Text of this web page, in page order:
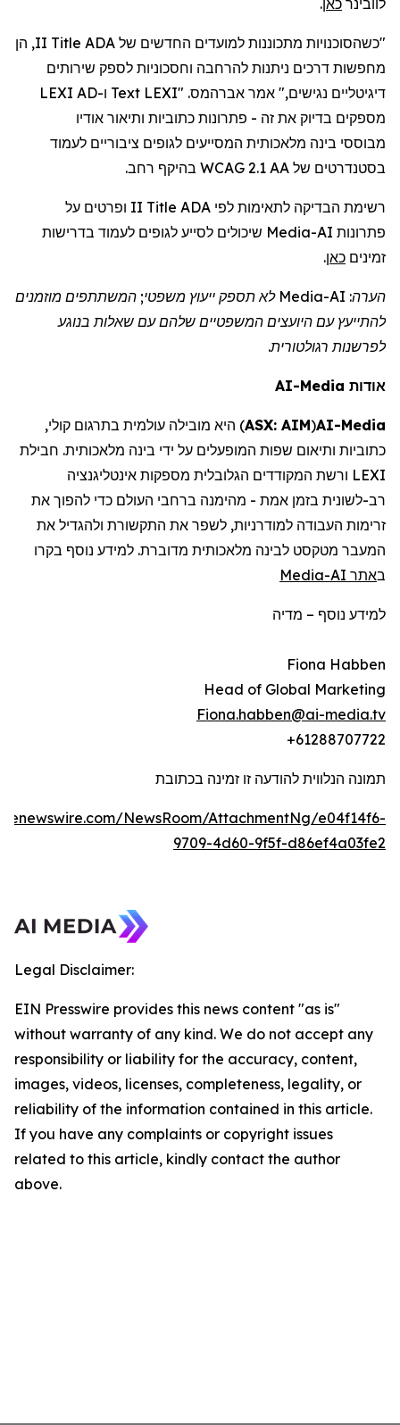
"כשהסוכנויות מתכוננות למועדים החדשים של ADA Title
II, הן
מחפשות דרכים ניתנות להרחבה וחסכוניות לספק שירותים
דיגיטליים נגישים," אמר אברהמס. "LEXI
Text
ו-LEXI AD
מספקים בדיוק את זה - פתרונות כתוביות ותיאור אודיו
מבוססי בינה מלאכותית המסייעים לגופים ציבוריים לעמוד
בסטנדרטים של WCAG 2.1 AA בהיקף רחב.
רשימת הבדיקה לתאימות לפי ADA Title
II ופרטים על
פתרונות AI-
Media שיכולים לסייע לגופים לעמוד בדרישות
זמינים כאן.
הערה: AI- Media לא תספק ייעוץ משפטי; המשתתפים מוזמנים
להתייעץ עם היועצים המשפטיים שלהם עם שאלות בנוגע
לפרשנות רגולטורית.
אודות AI-Media
AI-Media
(
ASX: AIM
) היא מובילה עולמית בתרגום קולי,
כתוביות ותיאום שפות המופעלים על ידי בינה מלאכותית. חבילת
LEXI ורשת המקודדים הגלובלית מספקות אינטליגנציה
רב-לשונית בזמן אמת - מהימנה ברחבי העולם כדי להפוך את
זרימות העבודה למודרניות, לשפר את התקשורת ולהגדיל את
המעבר מטקסט לבינה מלאכותית מדוברת. למידע נוסף בקרו
באתר AI- Media
למידע נוסף – מדיה
Fiona Habben
Head of Global Marketing
Fiona.habben@ai-media.tv
+61288707722
תמונה הנלווית להודעה זו זמינה בכתובת
NewsRoom/AttachmentNg/e04f14f6-
9709-4d60-9f5f-d86ef4a03fe2
Legal Disclaimer:
EIN Presswire provides this news content "as is"
without warranty of any kind. We do not accept any
responsibility or liability for the accuracy, content,
images, videos, licenses, completeness, legality, or
reliability of the information contained in this article.
If you have any complaints or copyright issues
related to this article, kindly contact the author
above.